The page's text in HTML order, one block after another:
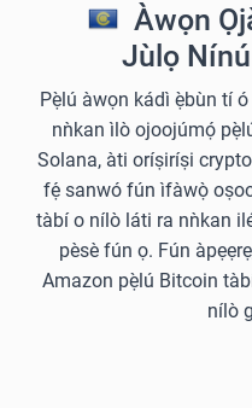
Àwọn
Jùlọ
Pẹ̀lú àwọn kádì ẹ̀bùn tí
nǹkan ìlò ojoojúmọ́
Solana, àti oríṣiríṣi
fẹ́ sanwó fún ìfàwọ̀
tàbí o nílò láti ra nǹkan
pèsè fún ọ. Fún
Amazon pẹ̀lú Bitcoin
nílò